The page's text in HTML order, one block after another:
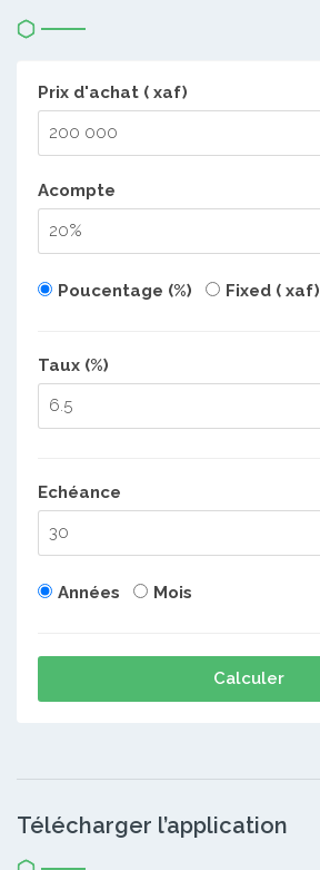
Prix d'achat ( xaf)
Acompte
Poucentage (%) Fixed ( xaf)
Taux (%)
Echéance
Années Mois
Calculer
Télécharger l’application